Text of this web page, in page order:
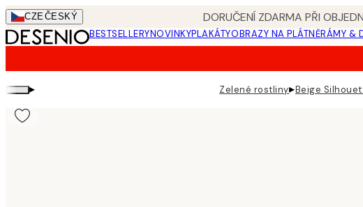
Skip
to
main
CZEČESKÝ DORUČENÍ ZDARMA PŘI
BESTSELLERYNOVINKYPLAKÁTYOBRAZY NA PLÁTNĚRÁMY &
▸ Zelené rostliny▸Beige